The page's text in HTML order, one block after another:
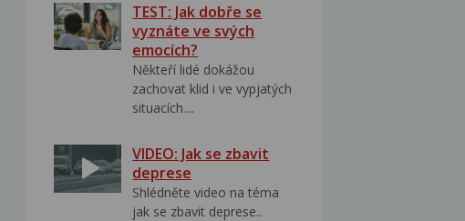
TEST: Jak dobře se
vyznáte ve svých
emocích?
Někteří lidé dokážou
zachovat klid i ve vypjatých
situacích....
VIDEO: Jak se zbavit
deprese
Shlédněte video na téma
jak se zbavit deprese..